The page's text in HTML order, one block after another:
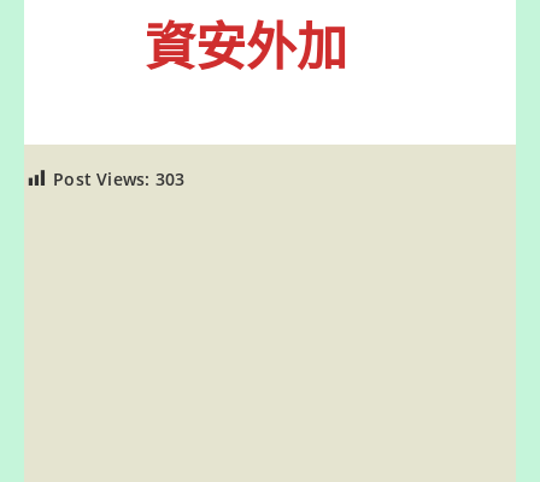
資安外加
Post Views: 303